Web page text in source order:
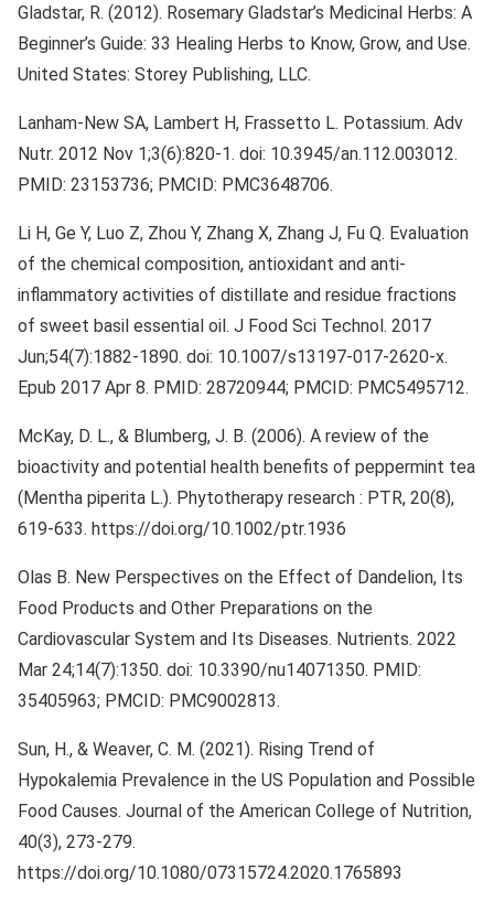
Gladstar, R. (2012). Rosemary Gladstar’s Medicinal Herbs: A
Beginner’s Guide: 33 Healing Herbs to Know, Grow, and Use.
United States: Storey Publishing, LLC.
Lanham-New SA, Lambert H, Frassetto L. Potassium. Adv
Nutr. 2012 Nov 1;3(6):820-1. doi: 10.3945/an.112.003012.
PMID: 23153736; PMCID: PMC3648706.
Li H, Ge Y, Luo Z, Zhou Y, Zhang X, Zhang J, Fu Q. Evaluation
of the chemical composition, antioxidant and anti-
inflammatory activities of distillate and residue fractions
of sweet basil essential oil. J Food Sci Technol. 2017
Jun;54(7):1882-1890. doi: 10.1007/s13197-017-2620-x.
Epub 2017 Apr 8. PMID: 28720944; PMCID: PMC5495712.
McKay, D. L., & Blumberg, J. B. (2006). A review of the
bioactivity and potential health benefits of peppermint tea
(Mentha piperita L.). Phytotherapy research : PTR, 20(8),
619-633. https://doi.org/10.1002/ptr.1936
Olas B. New Perspectives on the Effect of Dandelion, Its
Food Products and Other Preparations on the
Cardiovascular System and Its Diseases. Nutrients. 2022
Mar 24;14(7):1350. doi: 10.3390/nu14071350. PMID:
35405963; PMCID: PMC9002813.
Sun, H., & Weaver, C. M. (2021). Rising Trend of
Hypokalemia Prevalence in the US Population and Possible
Food Causes. Journal of the American College of Nutrition,
40(3), 273-279.
https://doi.org/10.1080/07315724.2020.1765893